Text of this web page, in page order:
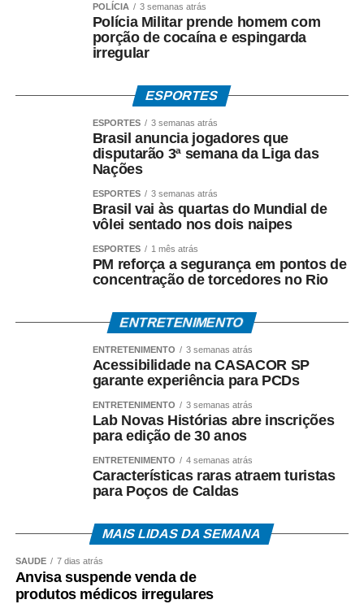
COMENTE ABAIXO:
WhatsApp
Facebook
TwitterMessenger
POLÍCIA 3 semanas atrás
Polícia Militar prende homem com
porção de cocaína e espingarda
irregular
ESPORTES
ESPORTES 3 semanas atrás
Brasil anuncia jogadores que
disputarão 3ª semana da Liga das
Nações
ESPORTES 3 semanas atrás
Brasil vai às quartas do Mundial de
vôlei sentado nos dois naipes
ESPORTES 1 mês atrás
PM reforça a segurança em pontos de
concentração de torcedores no Rio
ENTRETENIMENTO
ENTRETENIMENTO 3 semanas atrás
Acessibilidade na CASACOR SP
garante experiência para PCDs
ENTRETENIMENTO 3 semanas atrás
Lab Novas Histórias abre inscrições
para edição de 30 anos
ENTRETENIMENTO 4 semanas atrás
Características raras atraem turistas
para Poços de Caldas
MAIS LIDAS DA SEMANA
SAÚDE 7 dias atrás
Anvisa suspende venda de
produtos médicos irregulares